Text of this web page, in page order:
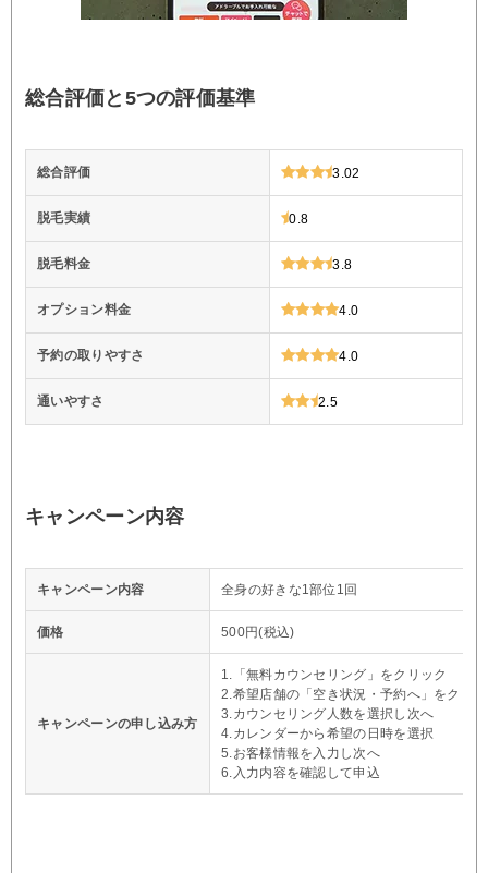
総合評価と5つの評価基準
総合評価 3.02
脱毛実績 0.8
脱毛料金 3.8
オプション料金 4.0
予約の取りやすさ 4.0
通いやすさ 2.5
キャンペーン内容
キャンペーン内容 全身の好きな1部位1回
価格 500円(税込)
キャンペーンの申し込み方
1.「無料カウンセリング」をクリック
2.希望店舗の「空き状況・予約へ」をクリ
3.カウンセリング人数を選択し次へ
4.カレンダーから希望の日時を選択
5.お客様情報を入力し次へ
6.入力内容を確認して申込